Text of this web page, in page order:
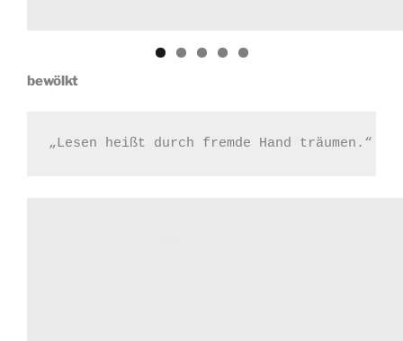
bewölkt
„Lesen heißt durch fremde Hand träumen.“